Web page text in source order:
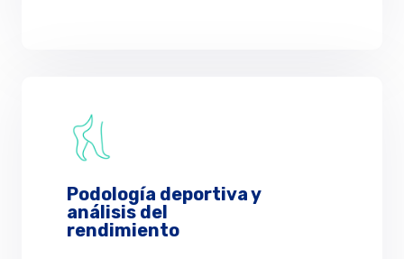
Podología deportiva y
análisis del
rendimiento